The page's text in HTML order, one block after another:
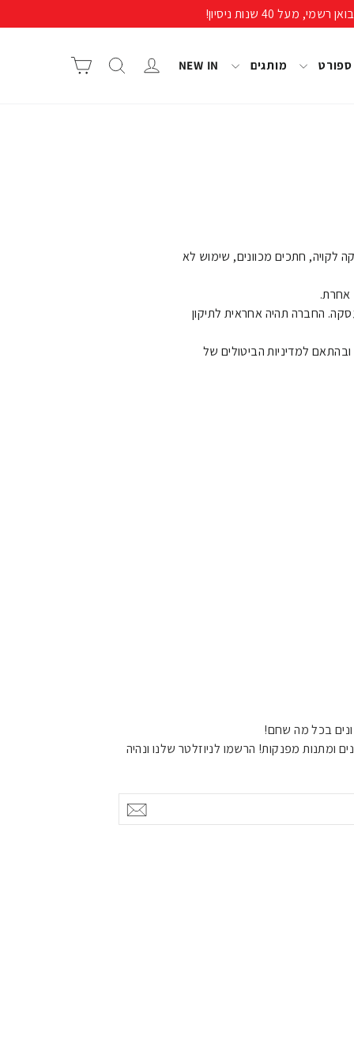
ספורט מותגים NEW IN התחבר/י חיפוש
לקויה, חתכים מכוונים, שימוש לא
אחרת.
החברה תהיה אחראית לתיקון
למדיניות הביטולים של
בכל מה שחם!
ומתנות מפנקות! הרשמו לניוזלטר שלנו ונהיה